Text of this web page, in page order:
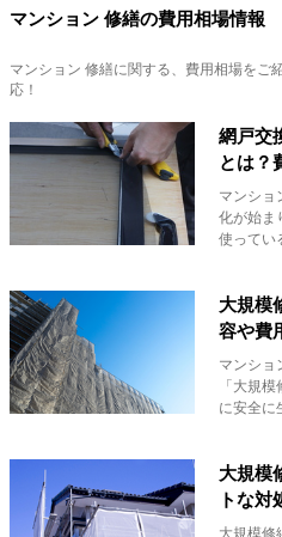
マンション 修繕の費用相場情報
マンション 修繕に関する、費用相場をご
応！
網戸交
とは？
す！
マンショ
化が始ま
使ってい
大規模
容や費
マンショ
「大規
に安全に
大規模
トな対
大規模修